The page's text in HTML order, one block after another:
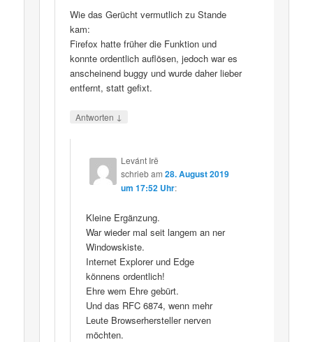
Wie das Gerücht vermutlich zu Stande
kam:
Firefox hatte früher die Funktion und
konnte ordentlich auflösen, jedoch war es
anscheinend buggy und wurde daher lieber
entfernt, statt gefixt.
Antworten ↓
Levánt Irë
schriebam 28. August 2019
um 17:52 Uhr:
Kleine Ergänzung.
War wieder mal seit langem an ner
Windowskiste.
Internet Explorer und Edge
könnens ordentlich!
Ehre wem Ehre gebürt.
Und das RFC 6874, wenn mehr
Leute Browserhersteller nerven
möchten.